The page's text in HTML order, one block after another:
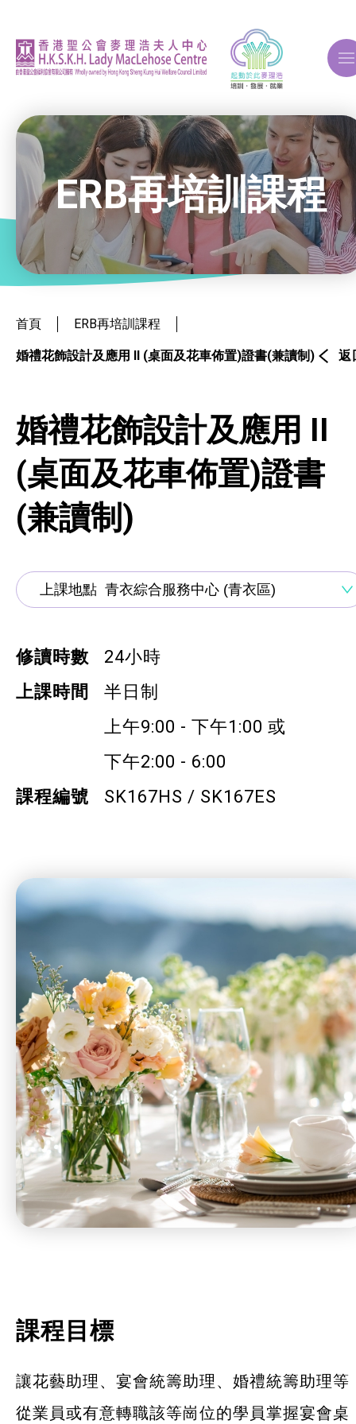
關於我們
ERB再培訓課程
就業掛鈎課程
通用技能課程
少數族裔人士課程
新來港人士課程
青年培訓課程
ERB服務點
自費課程
最新消息
服務單位及聯絡
ERB再培訓課程
首頁 ERB再培訓課程
婚禮花飾設計及應用 II (桌面及花車佈置)證書(兼讀制) 返
婚禮花飾設計及應用 II
(桌面及花車佈置)證書
(兼讀制)
修讀時數
24小時
上課時間
半日制
上午9:00 - 下午1:00 或
下午2:00 - 6:00
課程編號
SK167HS / SK167ES
課程目標
讓花藝助理、宴會統籌助理、婚禮統籌助理等
從業員或有意轉職該等崗位的學員掌握宴會桌